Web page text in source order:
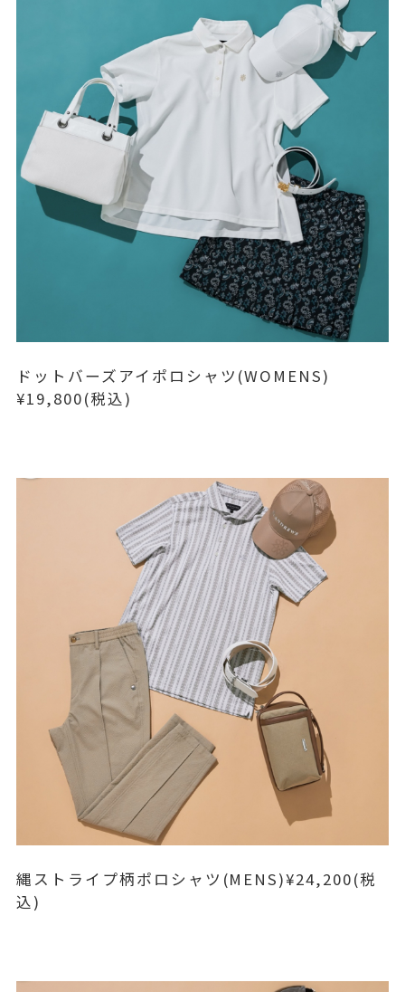
ドットバーズアイポロシャツ(WOMENS)
¥19,800(税込)
縄ストライプ柄ポロシャツ(MENS)¥24,200(税
込)